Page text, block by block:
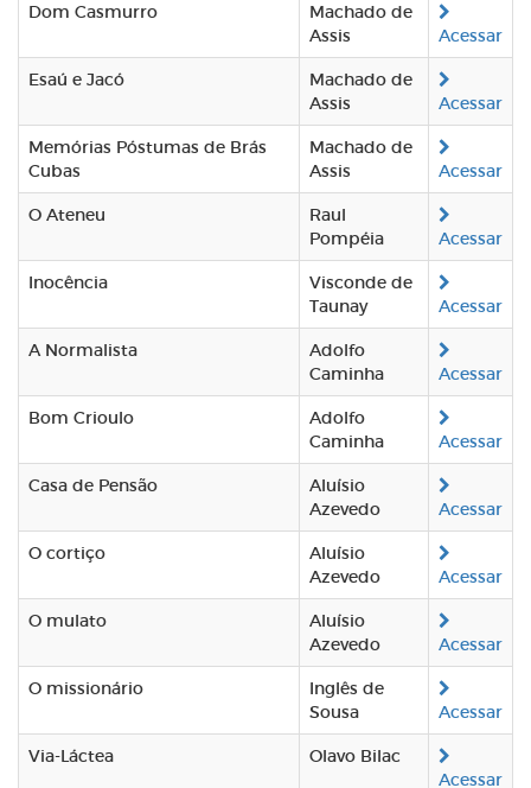
Dom Casmurro
Machado de
Assis
Acessar
Esaú e Jacó
Machado de
Assis
Acessar
Memórias Póstumas de Brás
Cubas
Machado de
Assis
Acessar
O Ateneu
Raul
Pompéia
Acessar
Inocência
Visconde de
Taunay
Acessar
A Normalista
Adolfo
Caminha
Acessar
Bom Crioulo
Adolfo
Caminha
Acessar
Casa de Pensão
Aluísio
Azevedo
Acessar
O cortiço
Aluísio
Azevedo
Acessar
O mulato
Aluísio
Azevedo
Acessar
O missionário
Inglês de
Sousa
Acessar
Via-Láctea
Olavo Bilac
Acessar